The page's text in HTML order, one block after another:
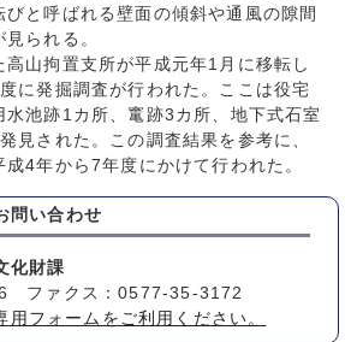
と呼ばれる壁面の傾斜や通風の隙間
られる。
山拘置支所が平成元年1月に移転し
に発掘調査が行われた。ここは役宅
池跡1カ所、竃跡3カ所、地下式石室
見された。この調査結果を参考に、
4年から7年度にかけて行われた。
問い合わせ
化財課
ファクス：0577-35-3172
用フォームをご利用ください。